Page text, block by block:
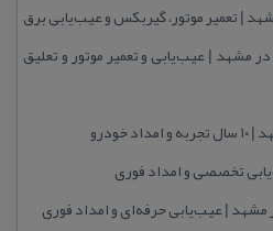
مشهد | عیب‌یابی و تعمیر موتور و تعلیق
تخصصی و امداد فوری
| عیب‌یابی حرفه‌ای و امداد فوری